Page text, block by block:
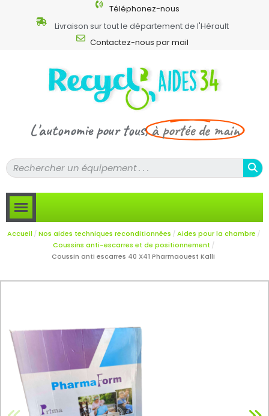
Téléphonez-nous
Livraison sur tout le département de l'Hérault
Contactez-nous par mail
L'autonomie pour tous,à portée de main
Accueil Nos aides techniques reconditionnées
Aides pour la chambre
Coussins anti-escarres et de positionnement
Coussin anti escarres 40 X41 Pharmaouest Kalli